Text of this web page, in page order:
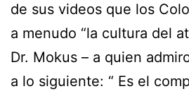
de sus videos que los
a menudo “la cultura del
Dr. Mokus – a quien
a lo siguiente: “ Es el